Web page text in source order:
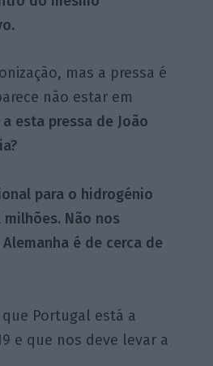
mas a pressa é
não estar em
esta pressa de João
para o hidrogénio
Não nos
é de cerca de
Portugal está a
e que nos deve levar a